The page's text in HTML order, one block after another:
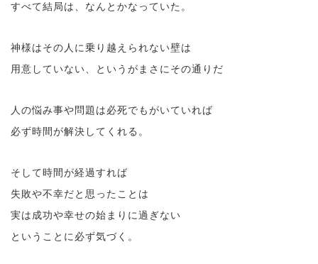
すべて結局は、なんとかなっていた。
神様はその人に乗り越えられない壁は
用意していない、というがまさにその通りだ
人の悩み事や問題は必死でもがいていれば
必ず時間が解決してくれる。
そして時間が経過すれば
失敗や不幸だと思ったことは
実は成功や幸せの始まりに過ぎない
ということに必ず気づく。